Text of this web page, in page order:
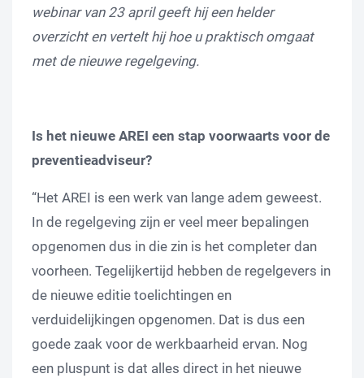
webinar van 23 april geeft hij een helder
overzicht en vertelt hij hoe u praktisch omgaat
met de nieuwe regelgeving.
Is het nieuwe AREI een stap voorwaarts voor de
preventieadviseur?
“Het AREI is een werk van lange adem geweest.
In de regelgeving zijn er veel meer bepalingen
opgenomen dus in die zin is het completer dan
voorheen. Tegelijkertijd hebben de regelgevers in
de nieuwe editie toelichtingen en
verduidelijkingen opgenomen. Dat is dus een
goede zaak voor de werkbaarheid ervan. Nog
een pluspunt is dat alles direct in het nieuwe